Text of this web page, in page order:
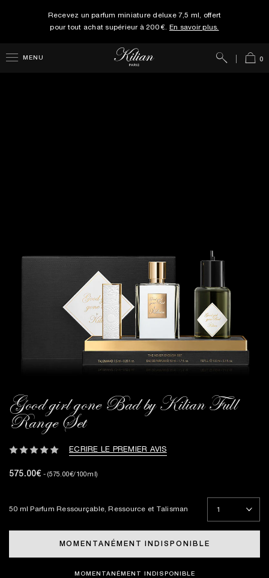
Recevez un parfum miniature deluxe 7,5 ml, offert
pour tout achat supérieur à 200 €. En savoir plus.
MENU 0
Rechercher
Good girl gone Bad by Kilian Full
Range Set
ECRIRE LE PREMIER AVIS
575.00€ - (575.00€/100ml)
50 ml Parfum Ressourçable, Ressource et Talisman
MOMENTANÉMENT INDISPONIBLE
MOMENTANÉMENT INDISPONIBLE